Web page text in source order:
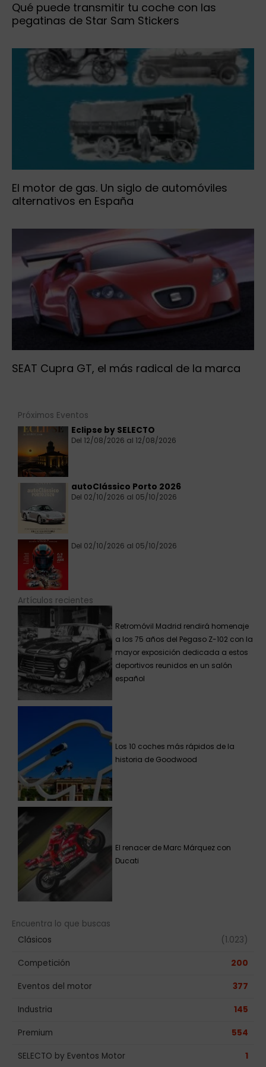
Qué puede transmitir tu coche con las
pegatinas de Star Sam Stickers
El motor de gas. Un siglo de automóviles
alternativos en España
SEAT Cupra GT, el más radical de la marca
Próximos Eventos
Eclipse by SELECTO
Del 12/08/2026 al 12/08/2026
autoClássico Porto 2026
Del 02/10/2026 al 05/10/2026
Del 02/10/2026 al 05/10/2026
Artículos recientes
Retromóvil Madrid rendirá homenaje
a los 75 años del Pegaso Z-102 con la
mayor exposición dedicada a estos
deportivos reunidos en un salón
español
Los 10 coches más rápidos de la
historia de Goodwood
El renacer de Marc Márquez con
Ducati
Encuentra lo que buscas
Clásicos
(1.023)
Competición 200
Eventos del motor 377
Industria 145
Premium 554
SELECTO by Eventos Motor 1